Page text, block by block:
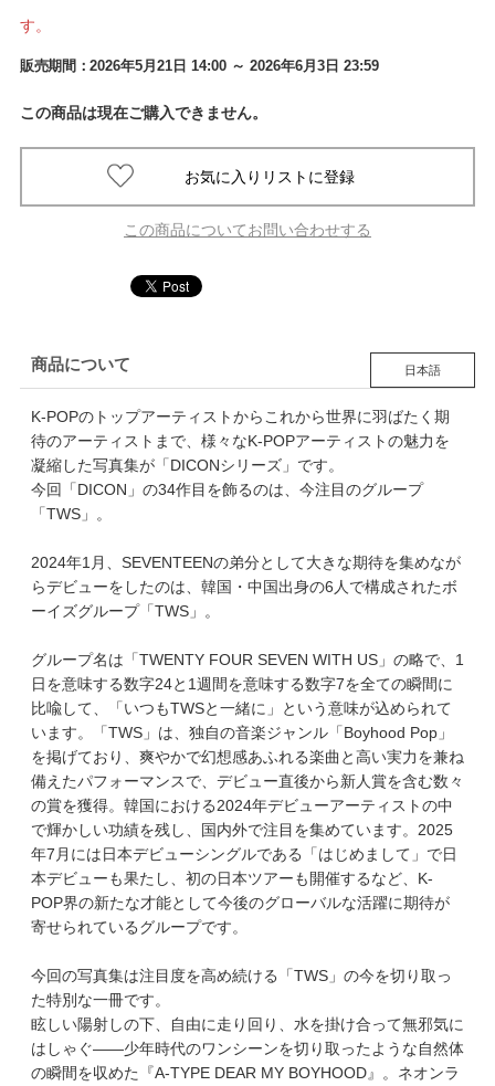
す。
販売期間：2026年5月21日 14:00 ～ 2026年6月3日 23:59
この商品は現在ご購入できません。
この商品についてお問い合わせする
商品について 日本語
K-POPのトップアーティストからこれから世界に羽ばたく期
待のアーティストまで、様々なK-POPアーティストの魅力を
凝縮した写真集が「DICONシリーズ」です。
今回「DICON」の34作目を飾るのは、今注目のグループ
「TWS」。
2024年1月、SEVENTEENの弟分として大きな期待を集めなが
らデビューをしたのは、韓国・中国出身の6人で構成されたボ
ーイズグループ「TWS」。
グループ名は「TWENTY FOUR SEVEN WITH US」の略で、1
日を意味する数字24と1週間を意味する数字7を全ての瞬間に
比喩して、「いつもTWSと一緒に」という意味が込められて
います。「TWS」は、独自の音楽ジャンル「Boyhood Pop」
を掲げており、爽やかで幻想感あふれる楽曲と高い実力を兼ね
備えたパフォーマンスで、デビュー直後から新人賞を含む数々
の賞を獲得。韓国における2024年デビューアーティストの中
で輝かしい功績を残し、国内外で注目を集めています。2025
年7月には日本デビューシングルである「はじめまして」で日
本デビューも果たし、初の日本ツアーも開催するなど、K-
POP界の新たな才能として今後のグローバルな活躍に期待が
寄せられているグループです。
今回の写真集は注目度を高め続ける「TWS」の今を切り取っ
た特別な一冊です。
眩しい陽射しの下、自由に走り回り、水を掛け合って無邪気に
はしゃぐ――少年時代のワンシーンを切り取ったような自然体
の瞬間を収めた『A-TYPE DEAR MY BOYHOOD』。ネオンラ